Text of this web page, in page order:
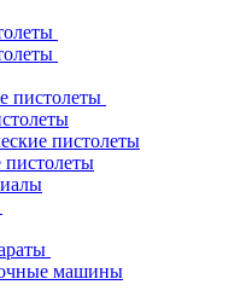
пистолеты
пистолеты
машины